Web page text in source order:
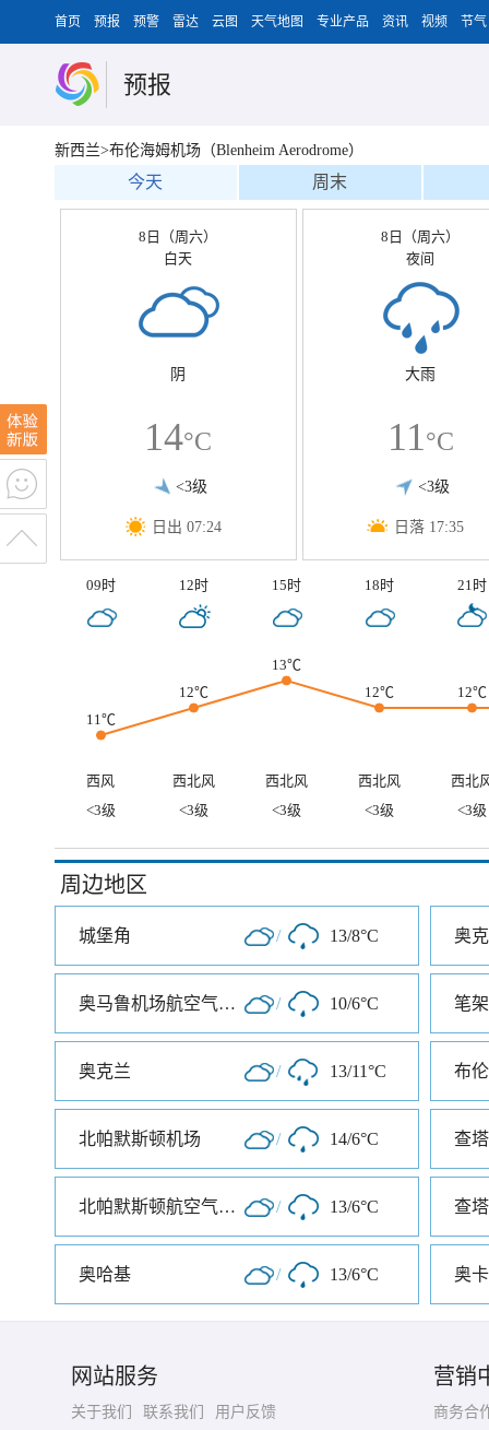
首页 预报 预警 雷达 云图 天气地图 专业产品 资讯 视频 节气
预报
新西兰>布伦海姆机场（Blenheim Aerodrome）
今天 周末
8日（周六）
白天
阴
14°C
<3级
日出 07:24
8日（周六）
夜间
大雨
11°C
<3级
日落 17:35
09时 12时 15时 18时 21时
11℃
12℃
13℃
12℃
12℃
西风 西北风 西北风 西北风
西北
<3级
<3级 <3级 <3级 <3级
周边地区
城堡角 / 13/8°C 奥
奥马鲁机场航空气象处 / 10/6°C 笔
奥克兰 / 13/11°C
北帕默斯顿机场 / 14/6°C 查
北帕默斯顿航空气象处 / 13/6°C
奥哈基 / 13/6°C 奥
网站服务
关于我们 联系我们
用户反馈
营销
商务合